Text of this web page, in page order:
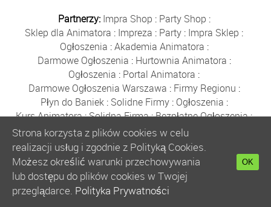
Partnerzy: Impra Shop : Party Shop :
Sklep dla Animatora : Impreza : Party : Impra Sklep :
Ogłoszenia :Akademia Animatora :
Darmowe Ogłoszenia : Hurtownia Animatora :
Ogłoszenia : Portal Animatora :
Darmowe Ogłoszenia Warszawa : Firmy Regionu :
Płyn do Baniek: Solidne Firmy: Ogłoszenia :
Kurs Animatora:Solidna Firma:Bezpłatne Ogłoszenia:
Animator Czasu Wolnego:
Bezpłatne Ogłoszenia Warszawa:sklep animatora
Bańki Mydlane:Bezpłatne Ogłoszenia
Szkolenie Animatorów:Kurs Animatora
:
Kurs Animatora Warszawa :Rumia
Kurs Animatora Poznań:
Strona korzysta z plików cookies w celu
realizacji usług i zgodnie z Polityką Cookies.
Możesz określić warunki przechowywania
lub dostępu do plików cookies w Twojej
przeglądarce. Polityka Prywatności
OK